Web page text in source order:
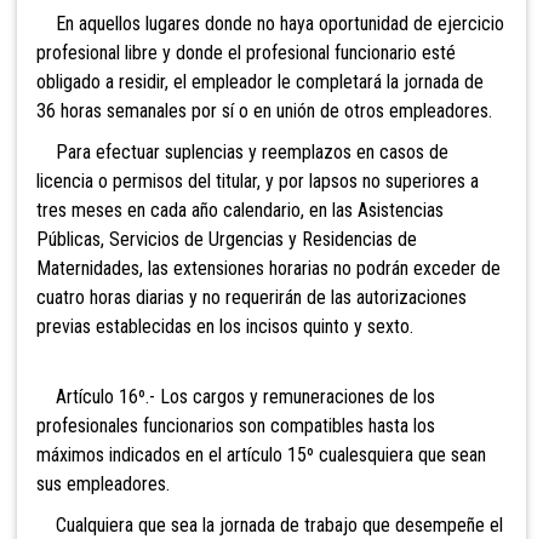
En aquellos lugares donde no haya oportunidad de ejercicio
profesional libre y donde el profesional funcionario esté
obligado a residir, el empleador le completará la jornada de
36 horas semanales por sí o en unión de otros empleadores.
Para efectuar suplencias y reemplazos en casos de
licencia o permisos del titular, y por lapsos no superiores a
tres meses en cada año calendario, en las Asistencias
Públicas, Servicios de Urgencias y Residencias de
Maternidades, las extensiones horarias no podrán exceder de
cuatro horas diarias y no requerirán de las autorizaciones
previas establecidas en los incisos quinto y sexto.
Artículo 16º.- Los cargos y remuneraciones de los
profesionales funcionarios son compatibles hasta los
máximos indicados en el artículo 15º cualesquiera que sean
sus empleadores.
Cualquiera que sea la jornada de trabajo que desempeñe el